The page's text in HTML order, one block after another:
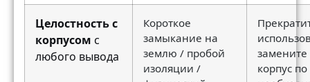
Целостность с
корпусом с
любого вывода
Короткое
замыкание на
землю / пробой
изоляции /
корпус по